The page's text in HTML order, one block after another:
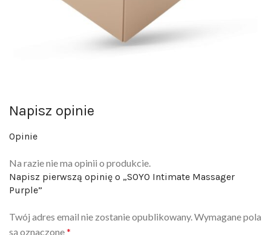
Napisz opinie
Opinie
Na razie nie ma opinii o produkcie.
Napisz pierwszą opinię o „SOYO Intimate Massager
Purple”
Twój adres email nie zostanie opublikowany. Wymagane pola
są oznaczone *